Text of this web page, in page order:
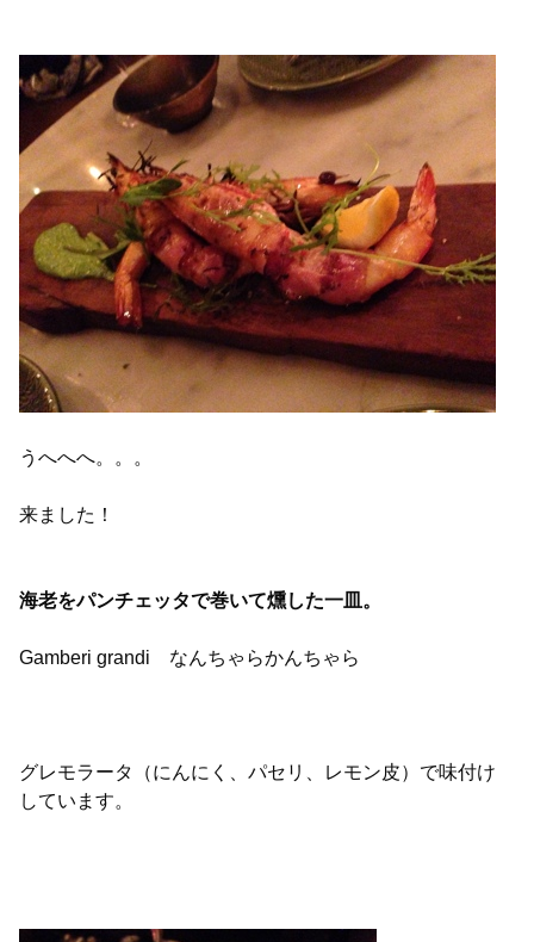
うへへへ。。。
来ました！
海老をパンチェッタで巻いて燻した一皿。
Gamberi grandi なんちゃらかんちゃら
グレモラータ（にんにく、パセリ、レモン皮）で味付け
しています。